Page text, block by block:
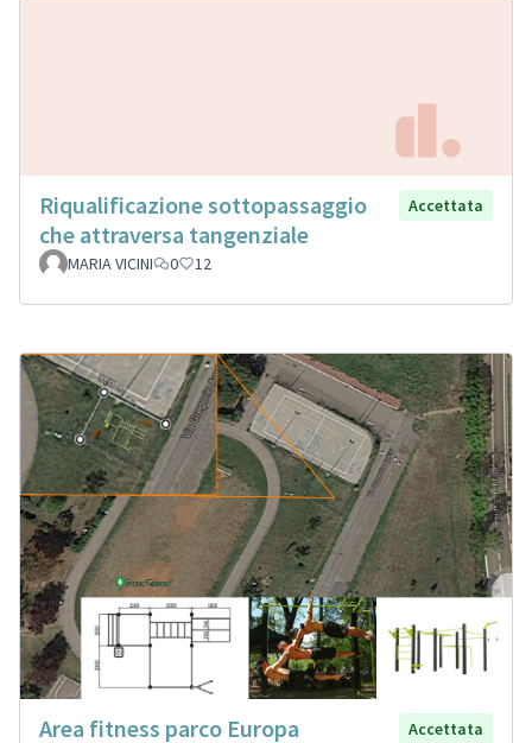
Riqualificazione sottopassaggio
che attraversa tangenziale
Accettata
MARIA VICINI 0 12
Area fitness parco Europa Accettata